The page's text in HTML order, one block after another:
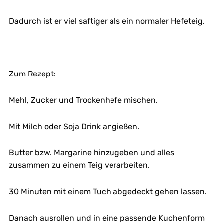
Dadurch ist er viel saftiger als ein normaler Hefeteig.
Zum Rezept:
Mehl, Zucker und Trockenhefe mischen.
Mit Milch oder Soja Drink angießen.
Butter bzw. Margarine hinzugeben und alles
zusammen zu einem Teig verarbeiten.
30 Minuten mit einem Tuch abgedeckt gehen lassen.
Danach ausrollen und in eine passende Kuchenform